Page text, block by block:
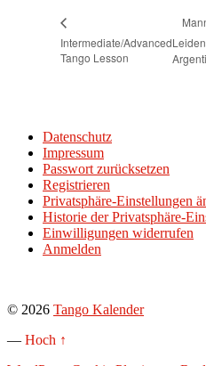
Intermediate/Advanced
Tango Lesson
Datenschutz
Impressum
Passwort zurücksetzen
Registrieren
Privatsphäre-Einstellungen
Historie der Privatsphäre-
Einwilligungen widerrufen
Anmelden
© 2026 Tango Kalender
— Hoch ↑